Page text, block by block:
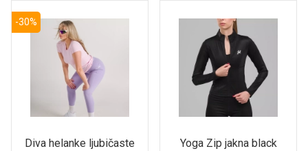
-30%
Diva helanke ljubičaste Yoga Zip jakna black